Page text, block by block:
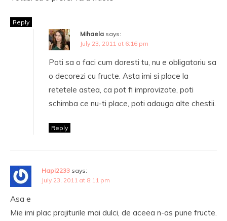
Reply
Mihaela says:
July 23, 2011 at 6:16 pm
Poti sa o faci cum doresti tu, nu e obligatoriu sa
o decorezi cu fructe. Asta imi si place la
retetele astea, ca pot fi improvizate, poti
schimba ce nu-ti place, poti adauga alte chestii.
Reply
Hapi2233 says:
July 23, 2011 at 8:11 pm
Asa e
Mie imi plac prajiturile mai dulci, de aceea n-as pune fructe.